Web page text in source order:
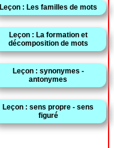
Leçon : Les familles de mots
Leçon : La formation et
décomposition de mots
Leçon : synonymes -
antonymes
Leçon : sens propre - sens
figuré